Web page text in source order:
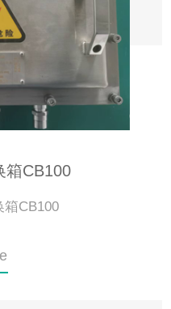
箱CB100
箱CB100